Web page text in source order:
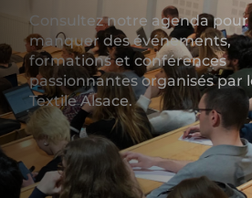
Consultez notre agenda pour
manquer des événements,
formations et conférences
passionnantes organisés par
Textile Alsace.